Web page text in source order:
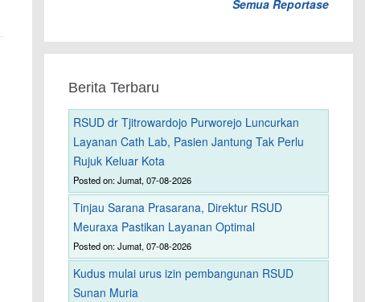
Semua Reportase
Berita Terbaru
RSUD dr Tjitrowardojo Purworejo Luncurkan
Layanan Cath Lab, Pasien Jantung Tak Perlu
Rujuk Keluar Kota
Posted on: Jumat, 07-08-2026
Tinjau Sarana Prasarana, Direktur RSUD
Meuraxa Pastikan Layanan Optimal
Posted on: Jumat, 07-08-2026
Kudus mulai urus izin pembangunan RSUD
Sunan Muria